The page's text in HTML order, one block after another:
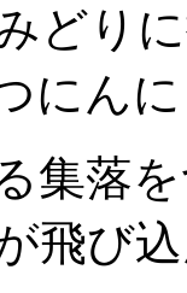
どり
にん
集落
飛び